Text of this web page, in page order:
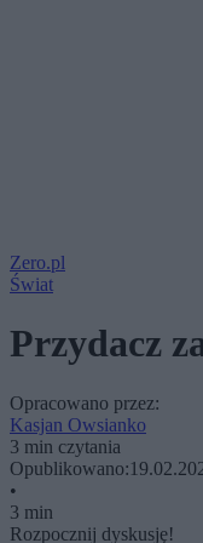
Zero.pl
Świat
Przydacz
Opracowano przez:
Kasjan Owsianko
3 min czytania
Opublikowano:
•
3 min
Rozpocznij dyskusję!